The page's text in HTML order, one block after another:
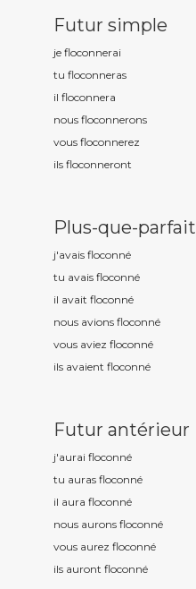
Futur simple
je floconnerai
tu floconneras
il floconnera
nous floconnerons
vous floconnerez
ils floconneront
Plus-que-parfait
j'avais floconné
tu avais floconné
il avait floconné
nous avions floconné
vous aviez floconné
ils avaient floconné
Futur antérieur
j'aurai floconné
tu auras floconné
il aura floconné
nous aurons floconné
vous aurez floconné
ils auront floconné